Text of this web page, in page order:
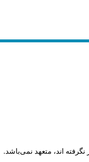
اند، متعهد نمی‌باشد.